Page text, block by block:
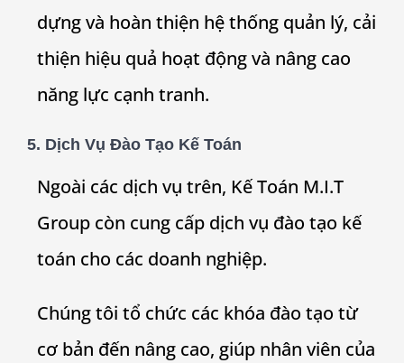
dựng và hoàn thiện hệ thống quản lý, cải
thiện hiệu quả hoạt động và nâng cao
năng lực cạnh tranh.
5. Dịch Vụ Đào Tạo Kế Toán
Ngoài các dịch vụ trên, Kế Toán M.I.T
Group còn cung cấp dịch vụ đào tạo kế
toán cho các doanh nghiệp.
Chúng tôi tổ chức các khóa đào tạo từ
cơ bản đến nâng cao, giúp nhân viên của